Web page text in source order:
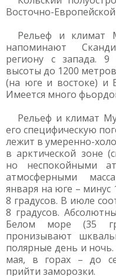
Восточно-
Рельеф и климат
напоминают
региону с запада.
высоты до 1200
(на юге и востоке) и
Имеется много
Рельеф и климат
его специфическую
лежит в умеренно-
в арктической зоне
но неспокойными
атмосферными
января на юге – минус
8 градусов. В июле
8 градусов.
Белом море (35
пронизывают
полярные день и ночь.
мая, в горах – до
прийти заморозки.